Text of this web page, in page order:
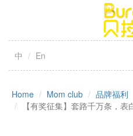
中 En
Home Mom club
品牌福利
【有奖征集】套路千万条，表